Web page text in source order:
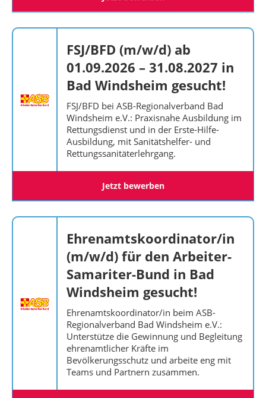
FSJ/BFD (m/w/d) ab
01.09.2026 – 31.08.2027 in
Bad Windsheim gesucht!
FSJ/BFD bei ASB-Regionalverband Bad
Windsheim e.V.: Praxisnahe Ausbildung im
Rettungsdienst und in der Erste-Hilfe-
Ausbildung, mit Sanitätshelfer- und
Rettungssanitäterlehrgang.
Jetzt bewerben
Ehrenamtskoordinator/in
(m/w/d) für den Arbeiter-
Samariter-Bund in Bad
Windsheim gesucht!
Ehrenamtskoordinator/in beim ASB-
Regionalverband Bad Windsheim e.V.:
Unterstütze die Gewinnung und Begleitung
ehrenamtlicher Kräfte im
Bevölkerungsschutz und arbeite eng mit
Teams und Partnern zusammen.